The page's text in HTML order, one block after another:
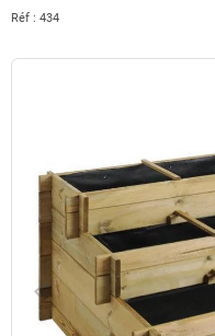
Réf : 434
Précédent
keyboard_arrow_left